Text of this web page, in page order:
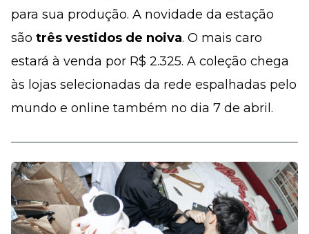
para sua produção. A novidade da estação
são três vestidos de noiva. O mais caro
estará à venda por R$ 2.325. A coleção chega
às lojas selecionadas da rede espalhadas pelo
mundo e online também no dia 7 de abril.